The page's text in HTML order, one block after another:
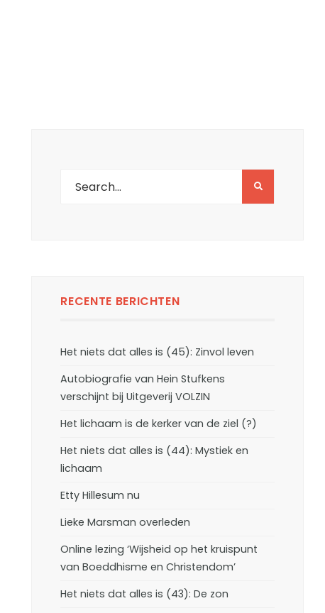
RECENTE BERICHTEN
Het niets dat alles is (45): Zinvol leven
Autobiografie van Hein Stufkens
verschijnt bij Uitgeverij VOLZIN
Het lichaam is de kerker van de ziel (?)
Het niets dat alles is (44): Mystiek en
lichaam
Etty Hillesum nu
Lieke Marsman overleden
Online lezing ‘Wijsheid op het kruispunt
van Boeddhisme en Christendom’
Het niets dat alles is (43): De zon